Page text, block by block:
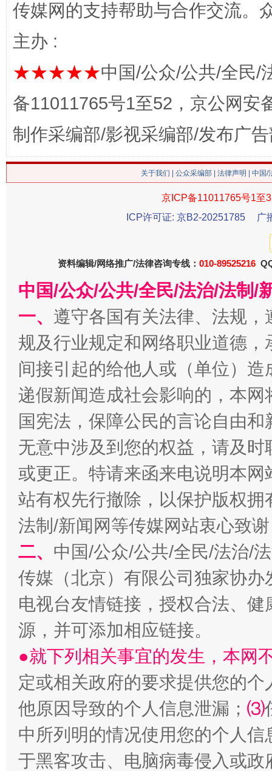
这是一记警钟！ 谢
在谋一域中谋全局
魏明亮
“刷贴”乱象丛生
生
揭批美国五大"原罪" "炒
传媒网的支持帮助与合作交流。
主办 :
★★★★★中国/公众/公共/全民/
备11011765号1至52，京公网安
制作采编部/影视采编部/发布广
关于我们 公众采编部 法律声明 | 中国
京ICP备11011765号1至
ICP许可证: 京B2-20251785
广
资料编辑/网络推广/法律咨询专线： 010-89525216
中国/公众/公共/全民/法治/法制/
一、 遵守各国有关法律、法规
规及行业规定和网络职业道德
间接引起的给他人或（单位）
递假新闻造成社会影响的，本
国宪法，保障公民的言论自由
无意中涉及到您的权益，请及
或更正。特请来函来电说明本
站有权先行撤除，以保护版权
法制/新闻网等传媒网站衷心致
二、 中国/公众/公共/全民/法治/
传媒（北京）有限公司独家协
电视台友情链接，授权合法、
源，并可添加相应链接。
●就下列相关事宜的发生，本网
定或相关政府的要求提供您的个
他原因导致的个人信息泄漏； ⑶
中所列明的情况使用您的个人
于黑客攻击、电脑病毒侵入或